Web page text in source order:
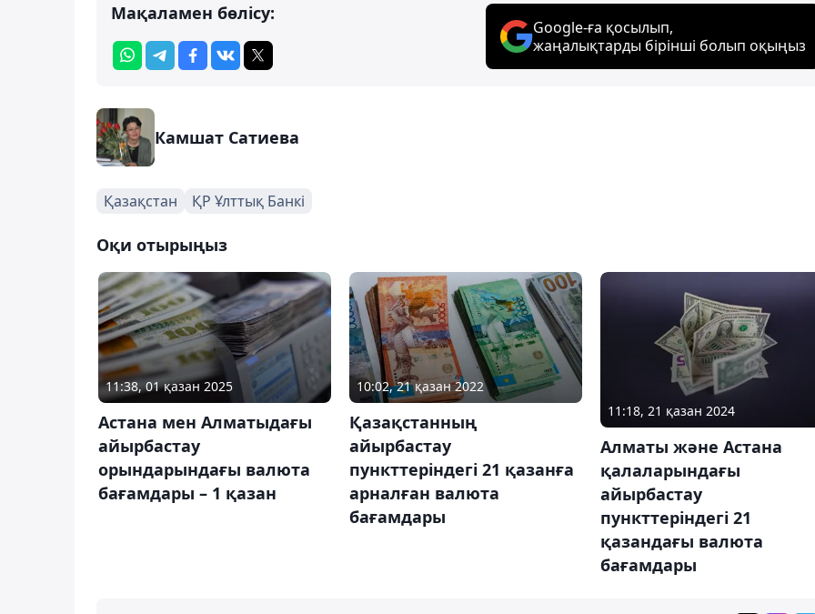
Мақаламен бөлісу:
Google-ға қосылып,
жаңалықтарды бірінші болып оқыңыз
Камшат Сатиева
Қазақстан ҚР Ұлттық Банкі
Оқи отырыңыз
11:38, 01 қазан 2025
Астана мен Алматыдағы
айырбастау
орындарындағы валюта
бағамдары – 1 қазан
10:02, 21 қазан 2022
Қазақстанның
айырбастау
пункттеріндегі 21 қазанға
арналған валюта
бағамдары
11:18, 21 қазан 2024
Алматы және Астана
қалаларындағы
айырбастау
пункттеріндегі 21
қазандағы валюта
бағамдары